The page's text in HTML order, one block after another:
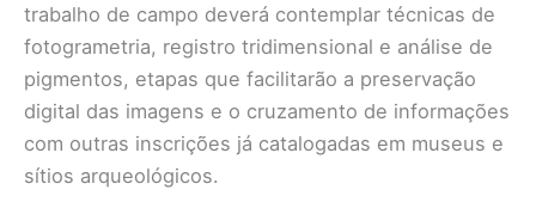
trabalho de campo deverá contemplar técnicas de
fotogrametria, registro tridimensional e análise de
pigmentos, etapas que facilitarão a preservação
digital das imagens e o cruzamento de informações
com outras inscrições já catalogadas em museus e
sítios arqueológicos.